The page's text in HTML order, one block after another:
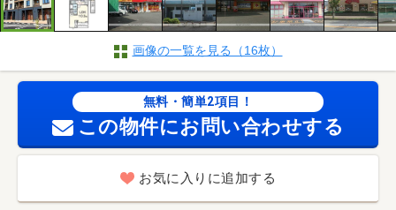
画像の一覧を見る（16枚）
無料・簡単2項目！
この物件にお問い合わせする
お気に入りに追加する